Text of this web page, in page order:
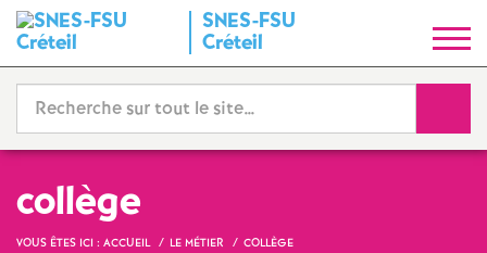
SNES-FSU
Créteil
y
n
collège
VOUS ÊTES ICI : ACCUEIL LE MÉTIER COLLÈGE